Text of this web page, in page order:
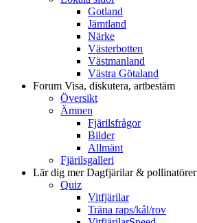
Gotland
Jämtland
Närke
Västerbotten
Västmanland
Västra Götaland
Forum Visa, diskutera, artbestäm
Översikt
Ämnen
Fjärilsfrågor
Bilder
Allmänt
Fjärilsgalleri
Lär dig merDagfjärilar & pollinatörer
Quiz
Vitfjärilar
Träna raps/kål/rov